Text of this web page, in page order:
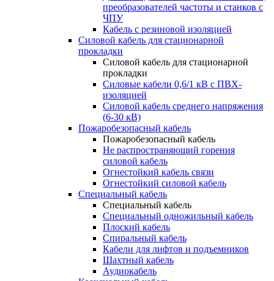
преобразователей частоты и станков с
ЧПУ
Кабель с резиновой изоляцией
Силовой кабель для стационарной
прокладки
Силовой кабель для стационарной
прокладки
Силовые кабели 0,6/1 кВ с ПВХ-
изоляцией
Силовой кабель среднего напряжения
(6-30 кВ)
Пожаробезопасный кабель
Пожаробезопасный кабель
Не распространяющий горения
силовой кабель
Огнестойкий кабель связи
Огнестойкий силовой кабель
Специальный кабель
Специальный кабель
Специальный одножильный кабель
Плоский кабель
Спиральный кабель
Кабели для лифтов и подъемников
Шахтный кабель
Аудиокабель